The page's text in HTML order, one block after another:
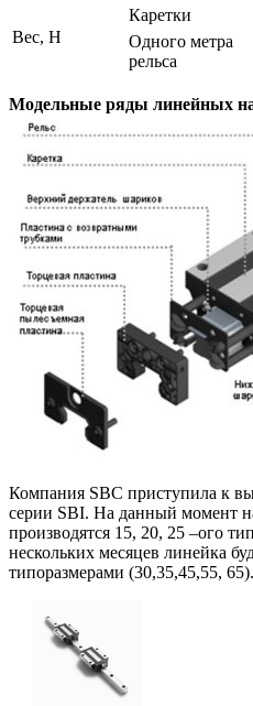
Вес, Н
Каретки
Одного метра
рельса
Модельные ряды линейных
Компания SBC приступила к
серии SBI. На данный момент
производятся 15, 20, 25 –ого
нескольких месяцев линейка
типоразмерами (30,35,45,55, 65).